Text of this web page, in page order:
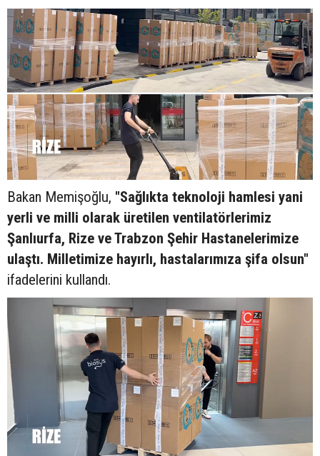
Bakan Memişoğlu, "Sağlıkta teknoloji hamlesi yani
yerli ve milli olarak üretilen ventilatörlerimiz
Şanlıurfa, Rize ve Trabzon Şehir Hastanelerimize
ulaştı. Milletimize hayırlı, hastalarımıza şifa olsun"
ifadelerini kullandı.